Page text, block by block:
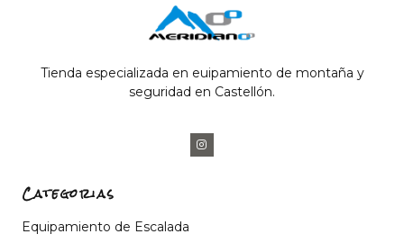
Tienda especializada en euipamiento de montaña y
seguridad en Castellón.
Categorias
Equipamiento de Escalada